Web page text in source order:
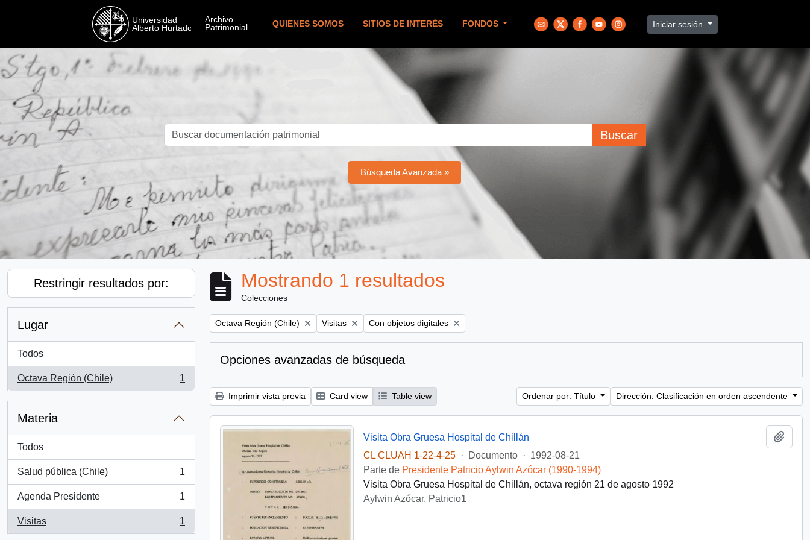
QUIENES SOMOS SITIOS DE INTERÉS FONDOS Iniciar sesión
Buscar
Búsqueda Avanzada »
Restringir resultados por:
Lugar
Todos
Octava Región (Chile)
, 1 resultados
1
Materia
Todos
Salud pública (Chile)
, 1 resultados
1
Agenda Presidente
, 1 resultados
1
Visitas
, 1 resultados
1
Mostrando 1 resultados
Colecciones
Remove filter:
Octava Región (Chile) Remove filter:
Visitas Remove filter:
Con objetos digitales
Opciones avanzadas de búsqueda
Imprimir vista previa Card view Table view Ordenar por: Título Dirección: Clasificación en orden ascendente
Visita Obra Gruesa Hospital de Chillán
CL CLUAH 1-22-4-25
· Documento · 1992-08-21
Parte de Presidente Patricio Aylwin Azócar (1990-1994)
Visita Obra Gruesa Hospital de Chillán, octava región 21 de agosto 1992
Aylwin Azócar, Patricio1